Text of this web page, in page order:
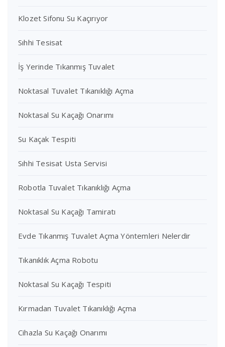
Klozet Sifonu Su Kaçırıyor
Sıhhi Tesisat
İş Yerinde Tıkanmış Tuvalet
Noktasal Tuvalet Tıkanıklığı Açma
Noktasal Su Kaçağı Onarımı
Su Kaçak Tespiti
Sıhhi Tesisat Usta Servisi
Robotla Tuvalet Tıkanıklığı Açma
Noktasal Su Kaçağı Tamiratı
Evde Tıkanmış Tuvalet Açma Yöntemleri Nelerdir
Tıkanıklık Açma Robotu
Noktasal Su Kaçağı Tespiti
Kırmadan Tuvalet Tıkanıklığı Açma
Cihazla Su Kaçağı Onarımı